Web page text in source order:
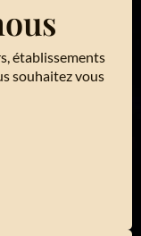
établissements
souhaitez vous